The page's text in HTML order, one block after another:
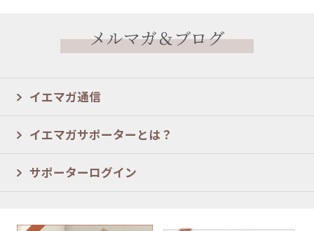
メルマガ＆ブログ
イエマガ通信
イエマガサポーターとは？
サポーターログイン